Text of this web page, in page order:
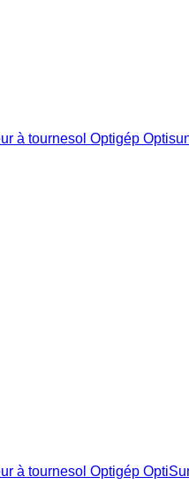
à tournesol Optigép
à tournesol Optigép